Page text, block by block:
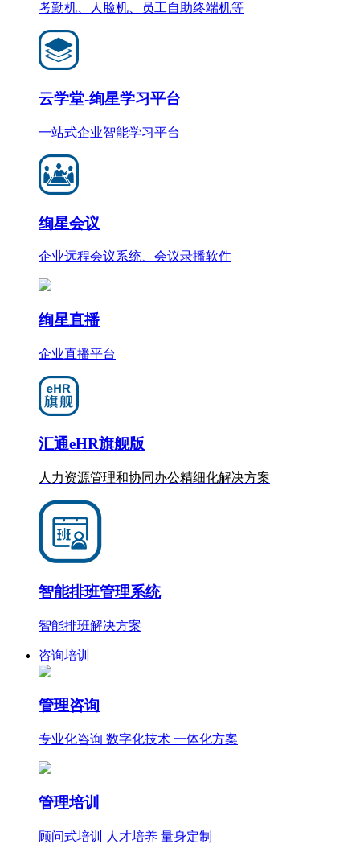
考勤机、人脸机、员工自助终端机等
云学堂-绚星学习平台
一站式企业智能学习平台
绚星会议
企业远程会议系统、会议录播软件
绚星直播
企业直播平台
汇通eHR旗舰版
人力资源管理和协同办公精细化解决方案
智能排班管理系统
智能排班解决方案
咨询培训
管理咨询
专业化咨询 数字化技术 一体化方案
管理培训
顾问式培训 人才培养 量身定制